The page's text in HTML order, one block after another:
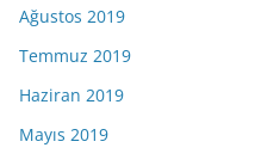
Ağustos 2019
Temmuz 2019
Haziran 2019
Mayıs 2019